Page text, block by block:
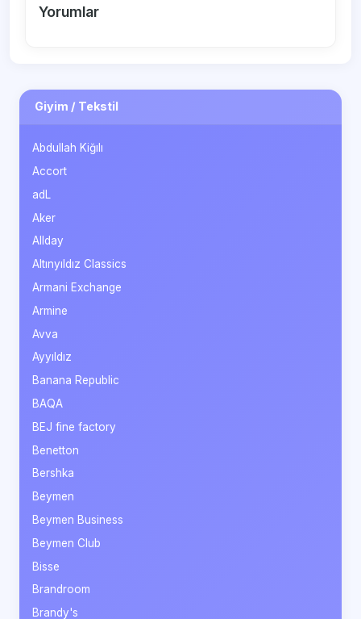
Yorumlar
Giyim / Tekstil
Abdullah Kiğılı
Accort
adL
Aker
Allday
Altınyıldız Classics
Armani Exchange
Armine
Avva
Ayyıldız
Banana Republic
BAQA
BEJ fine factory
Benetton
Bershka
Beymen
Beymen Business
Beymen Club
Bisse
Brandroom
Brandy's